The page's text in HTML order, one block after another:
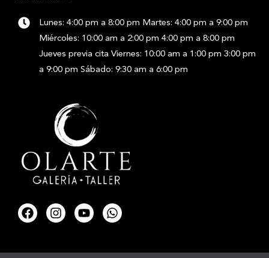
Lunes: 4:00 pm a 8:00 pm Martes: 4:00 pm a 9:00 pm
Miércoles: 10:00 am a 2:00 pm 4:00 pm a 8:00 pm
Jueves previa cita Viernes: 10:00 am a 1:00 pm 3:00 pm
a 9:00 pm Sábado: 9:30 am a 6:00 pm